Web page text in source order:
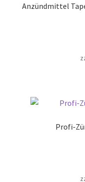
Anzündmittel
Profi-